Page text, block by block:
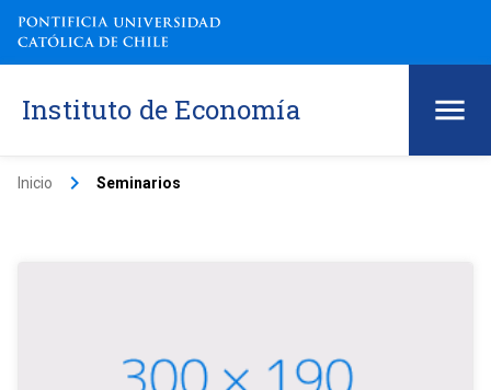
Instituto de Economía
Inicio keyboard_arrow_right Seminarios